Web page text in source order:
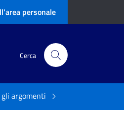
personale
Cerca
argomenti